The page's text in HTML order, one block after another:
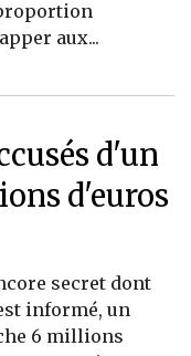
aux...
d'un
d'euros
secret dont
informé, un
6 millions